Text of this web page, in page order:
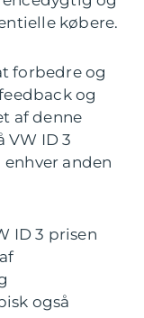
købere.
forbedre og
og
af denne
VW ID 3
anden
ID 3 prisen
også